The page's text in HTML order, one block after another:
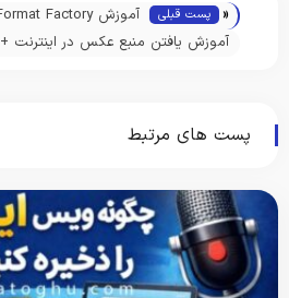
« پست قبلی
صوتی و تصویری
آموزش یافتن منبع عکس در اینترنت +
پست های مرتبط